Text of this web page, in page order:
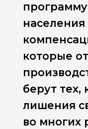
программу
которые
берут тех,
лишения
во многих